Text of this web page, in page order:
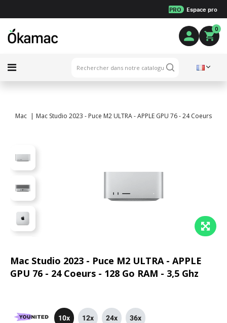
PRO Espace pro
0
Mac Mac Studio 2023 - Puce M2 ULTRA - APPLE GPU 76 - 24 Coeurs -
Mac Studio 2023 - Puce M2 ULTRA - APPLE
GPU 76 - 24 Coeurs - 128 Go RAM - 3,5 Ghz
10x 12x 24x 36x